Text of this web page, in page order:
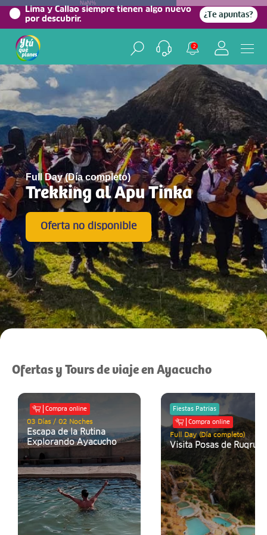
Lima y Callao siempre tienen algo nuevo
por descubrir.
¿Te apuntas?
2
NaN%
Full Day (Día completo)
Trekking al Apu Tinka
Oferta no disponible
Ofertas y Tours de viaje en Ayacucho
Compra online
03 Días / 02 Noches
Escapa de la Rutina
Explorando Ayacucho
Fiestas Patrias
Compra online
Full Day (Día completo)
Visita Posas de Ruqruqa